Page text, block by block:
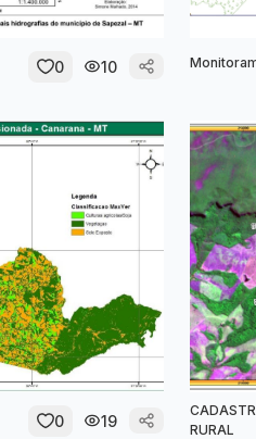
0 10
0 19
RURAL